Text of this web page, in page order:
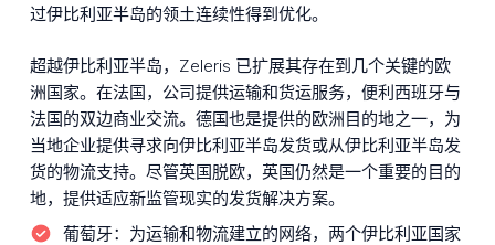
过伊比利亚半岛的领土连续性得到优化。
超越伊比利亚半岛，Zeleris 已扩展其存在到几个关键的欧
洲国家。在法国，公司提供运输和货运服务，便利西班牙与
法国的双边商业交流。德国也是提供的欧洲目的地之一，为
当地企业提供寻求向伊比利亚半岛发货或从伊比利亚半岛发
货的物流支持。尽管英国脱欧，英国仍然是一个重要的目的
地，提供适应新监管现实的发货解决方案。
葡萄牙： 为运输和物流建立的网络，两个伊比利亚国家